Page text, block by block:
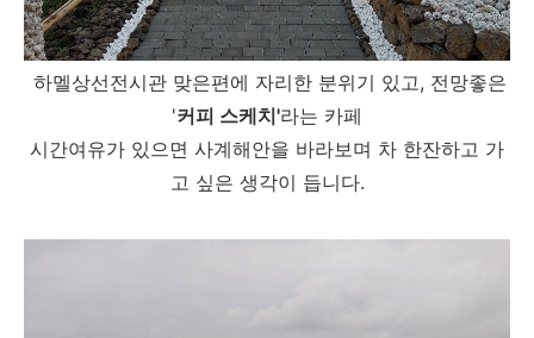
하멜상선전시관 맞은편에 자리한 분위기 있고, 전망좋은
'커피 스케치'라는 카페
시간여유가 있으면 사계해안을 바라보며 차 한잔하고 가
고 싶은 생각이 듭니다.